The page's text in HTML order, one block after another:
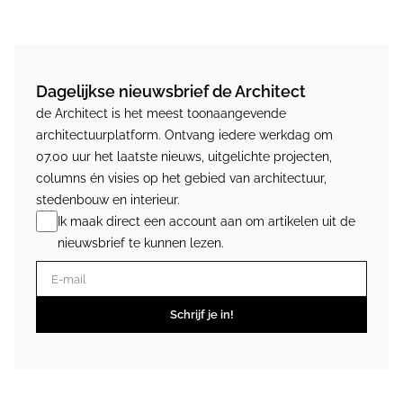
Dagelijkse nieuwsbrief de Architect
de Architect is het meest toonaangevende
architectuurplatform. Ontvang iedere werkdag om
07.00 uur het laatste nieuws, uitgelichte projecten,
columns én visies op het gebied van architectuur,
stedenbouw en interieur.
Ik maak direct een account aan om artikelen uit de
nieuwsbrief te kunnen lezen.
E-mail
Schrijf je in!